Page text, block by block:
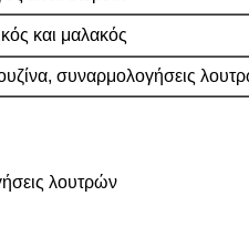
και μαλακός
συναρμολογήσεις
λουτρών